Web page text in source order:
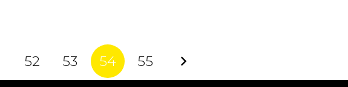
52 53 54 55